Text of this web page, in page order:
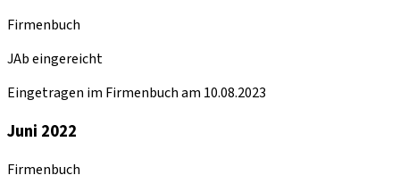
Firmenbuch
JAb eingereicht
Eingetragen im Firmenbuch am 10.08.2023
Juni 2022
Firmenbuch